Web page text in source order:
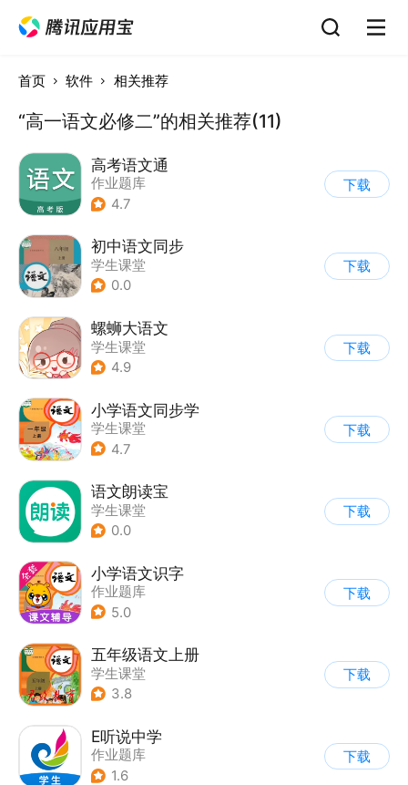
首页 软件 相关推荐
“高一语文必修二”的相关推荐(11)
高考语文通
作业题库
4.7
下载
初中语文同步
学生课堂
0.0
下载
螺蛳大语文
学生课堂
4.9
下载
小学语文同步学
学生课堂
4.7
下载
语文朗读宝
学生课堂
0.0
下载
小学语文识字
作业题库
5.0
下载
五年级语文上册
学生课堂
3.8
下载
E听说中学
作业题库
1.6
下载